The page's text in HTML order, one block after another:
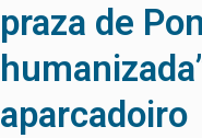
praza de
aparcadoiro